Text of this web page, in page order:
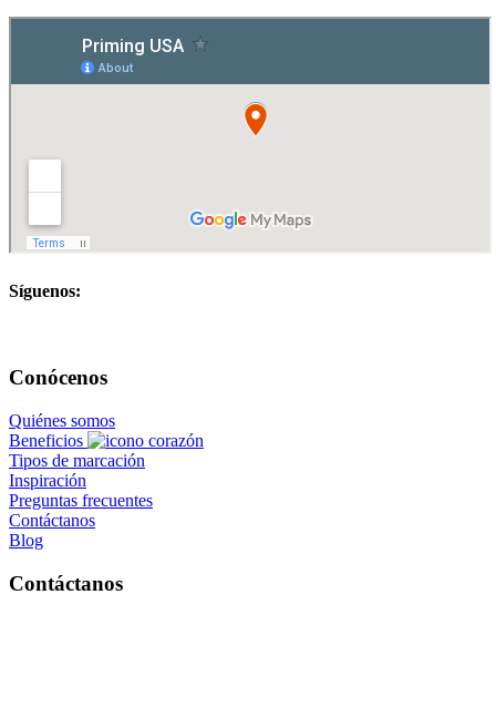
Síguenos:
Conócenos
Quiénes somos
Beneficios
Tipos de marcación
Inspiración
Preguntas frecuentes
Contáctanos
Blog
Contáctanos